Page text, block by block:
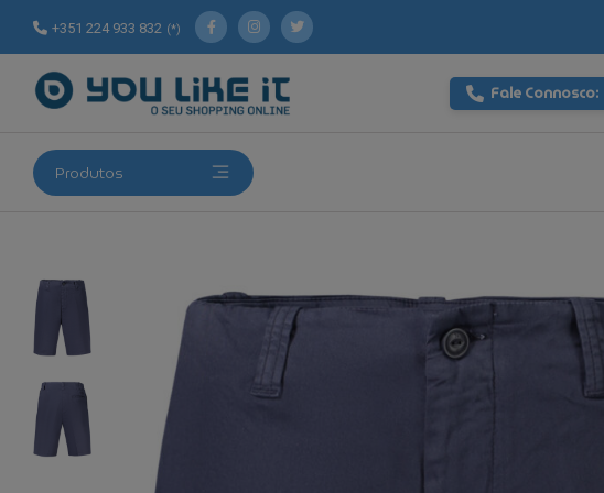
+351 224 933 832 (*)
Fale Connosco:
Produtos